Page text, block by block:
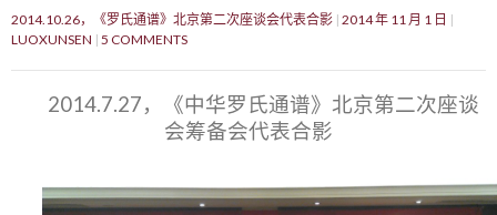
2014.10.26，《罗氏通谱》北京第二次座谈会代表合影 2014 年 11 月 1 日
LUOXUNSEN 5 COMMENTS
2014.7.27，《中华罗氏通谱》北京第二次座谈
会筹备会代表合影